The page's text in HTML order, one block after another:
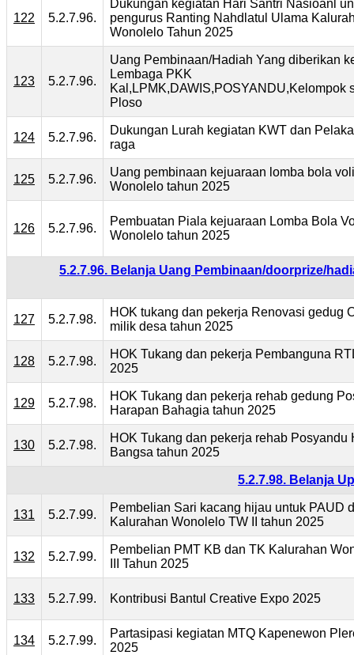
122 5.2.7.96.
Dukungan kegiatan Hari Santri Nasioanl
pengurus Ranting Nahdlatul Ulama
Wonolelo Tahun 2025
123 5.2.7.96.
Uang Pembinaan/Hadiah Yang diberikan
Lembaga PKK
Kal,LPMK,DAWIS,POSYANDU,Kelompok
Ploso
124 5.2.7.96.
Dukungan Lurah kegiatan KWT dan
raga
125 5.2.7.96.
Uang pembinaan kejuaraan lomba bola
Wonolelo tahun 2025
126 5.2.7.96.
Pembuatan Piala kejuaraan Lomba Bola
Wonolelo tahun 2025
5.2.7.96. Belanja Uang Pembinaan/doorprize/
127 5.2.7.98.
HOK tukang dan pekerja Renovasi gedug
milik desa tahun 2025
128 5.2.7.98.
HOK Tukang dan pekerja Pembanguna
2025
129 5.2.7.98.
HOK Tukang dan pekerja rehab gedung
Harapan Bahagia tahun 2025
130 5.2.7.98.
HOK Tukang dan pekerja rehab Posyandu
Bangsa tahun 2025
5.2.7.98. Belanja
131 5.2.7.99.
Pembelian Sari kacang hijau untuk PAUD
Kalurahan Wonolelo TW II tahun 2025
132 5.2.7.99.
Pembelian PMT KB dan TK Kalurahan
III Tahun 2025
133 5.2.7.99. Kontribusi Bantul Creative Expo 2025
134 5.2.7.99.
Partasipasi kegiatan MTQ Kapenewon
2025